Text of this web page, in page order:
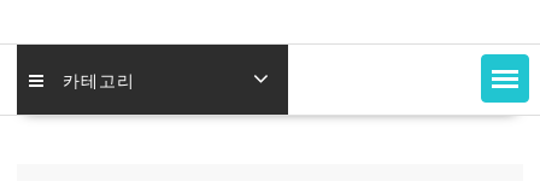
카테고리